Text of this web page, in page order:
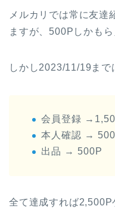
メルカリでは常に友達
ますが、500Pしかもら
しかし2023/11/19まで
会員登録
本人確認 →
出品 → 500P
全て達成すれば2,500P